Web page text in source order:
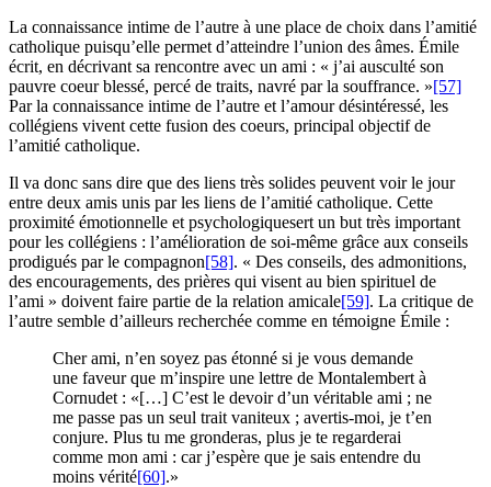
La connaissance intime de l’autre à une place de choix dans l’amitié
catholique puisqu’elle permet d’atteindre l’union des âmes. Émile
écrit, en décrivant sa rencontre avec un ami : « j’ai ausculté son
pauvre coeur blessé, percé de traits, navré par la souffrance. »[57]
Par la connaissance intime de l’autre et l’amour désintéressé, les
collégiens vivent cette fusion des coeurs, principal objectif de
l’amitié catholique.
Il va donc sans dire que des liens très solides peuvent voir le jour
entre deux amis unis par les liens de l’amitié catholique. Cette
proximité émotionnelle et psychologiquesert un but très important
pour les collégiens : l’amélioration de soi-même grâce aux conseils
prodigués par le compagnon[58]. « Des conseils, des admonitions,
des encouragements, des prières qui visent au bien spirituel de
l’ami » doivent faire partie de la relation amicale[59]. La critique de
l’autre semble d’ailleurs recherchée comme en témoigne Émile :
Cher ami, n’en soyez pas étonné si je vous demande
une faveur que m’inspire une lettre de Montalembert à
Cornudet : «[…] C’est le devoir d’un véritable ami ; ne
me passe pas un seul trait vaniteux ; avertis-moi, je t’en
conjure. Plus tu me gronderas, plus je te regarderai
comme mon ami : car j’espère que je sais entendre du
moins vérité[60].»